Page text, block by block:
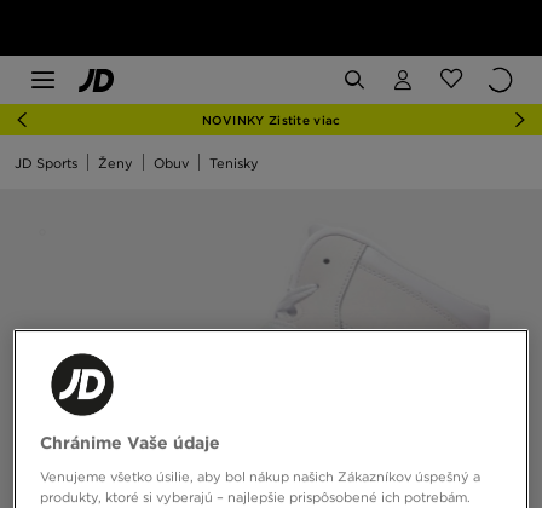
NOVINKY Zistite viac
JD Sports Ženy Obuv Tenisky
Chránime Vaše údaje
Venujeme všetko úsilie, aby bol nákup našich Zákazníkov úspešný a
produkty, ktoré si vyberajú – najlepšie prispôsobené ich potrebám.